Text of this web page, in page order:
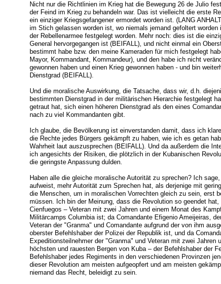
Nicht nur die Richtlinien im Krieg hat die Bewegung 26 de Julio
der Feind im Krieg zu behandeln war. Das ist vielleicht die erste
ein einziger Kriegsgefangener ermordet worden ist. (LANG
im Stich gelassen worden ist, wo niemals jemand gefoltert
der Rebellenarmee festgelegt worden. Mehr noch: dies ist die
General hervorgegangen ist (BEIFALL), und nicht einmal ein
bestimmt habe bzw. den meine Kameraden für mich festgelegt
Mayor, Kommandant, Kommandeur), und den habe ich nicht
gewonnen haben und einen Krieg gewonnen haben - und bin
Dienstgrad (BEIFALL).
Und die moralische Auswirkung, die Tatsache, dass wir, d.h.
bestimmten Dienstgrad in der militärischen Hierarchie festgelegt
getraut hat, sich einen höheren Dienstgrad als den eines
nach zu viel Kommandanten gibt.
Ich glaube, die Bevölkerung ist einverstanden damit, dass ich
die Rechte jedes Bürgers gekämpft zu haben, wie ich es getan
Wahrheit laut auszusprechen (BEIFALL). Und da außerdem die
ich angesichts der Risiken, die plötzlich in der Kubanischen
die geringste Anpassung dulden.
Haben alle die gleiche moralische Autorität zu sprechen? Ich
aufweist, mehr Autorität zum Sprechen hat, als derjenige mit
die Menschen, um in moralischen Vorrechten gleich zu sein, erst
müssen. Ich bin der Meinung, dass die Revolution so geendet
Cienfuegos – Veteran mit zwei Jahren und einem Monat des
Militärcamps Columbia ist; da Comandante Efigenio Ameijeiras,
Veteran der "Granma" und Comandante aufgrund der von ihm
oberster Befehlshaber der Polizei der Republik ist, und da
Expeditionsteilnehmer der "Granma" und Veteran mit zwei Jahren
höchsten und rauesten Bergen von Kuba – der Befehlshaber der
Befehlshaber jedes Regiments in den verschiedenen Provinzen
dieser Revolution am meisten aufgeopfert und am meisten
niemand das Recht, beleidigt zu sein.